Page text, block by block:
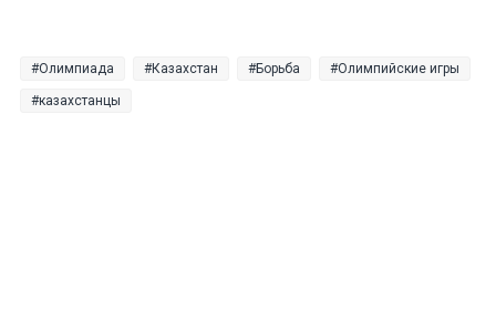
Олимпиада Казахстан Борьба Олимпийские игры
казахстанцы